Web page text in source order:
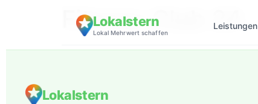
Lokalstern
Lokal Mehrwert schaffen
Leistungen
Fitness Club 24
Lokalstern